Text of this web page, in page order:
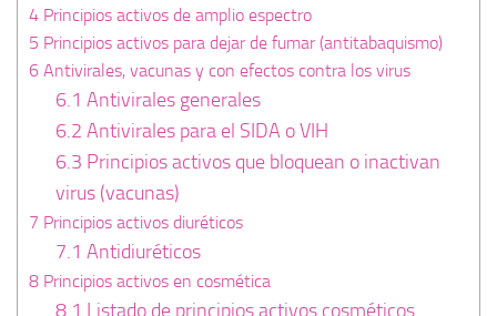
4 Principios activos de amplio espectro
5 Principios activos para dejar de fumar (antitabaquismo)
6 Antivirales, vacunas y con efectos contra los virus
6.1 Antivirales generales
6.2 Antivirales para el SIDA o VIH
6.3 Principios activos que bloquean o inactivan
virus (vacunas)
7 Principios activos diuréticos
7.1 Antidiuréticos
8 Principios activos en cosmética
8.1 Listado de principios activos cosméticos